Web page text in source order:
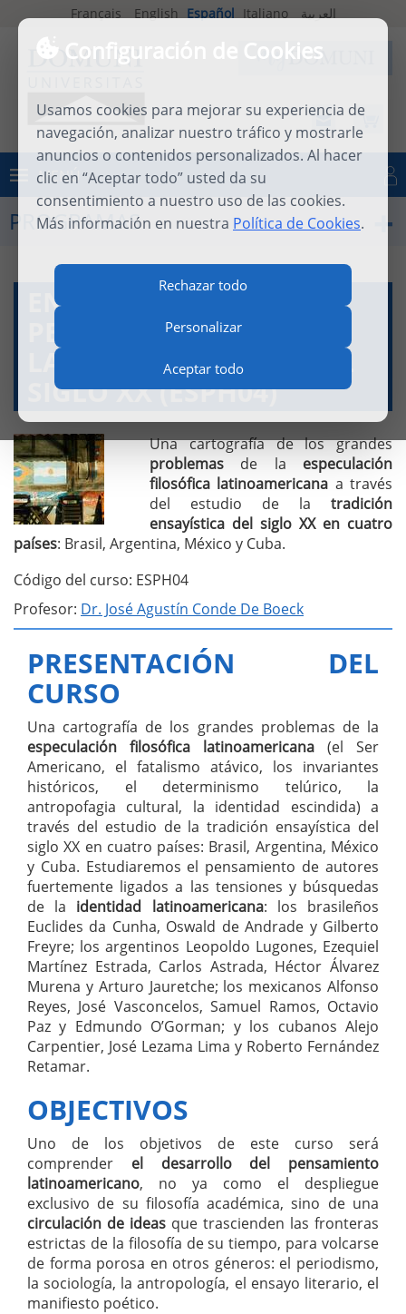
Configuración de Cookies
Usamos cookies para mejorar su experiencia de
navegación, analizar nuestro tráfico y mostrarle
anuncios o contenidos personalizados. Al hacer
clic en “Aceptar todo” usted da su
consentimiento a nuestro uso de las cookies.
Más información en nuestra Política de Cookies.
Rechazar todo
Personalizar
Aceptar todo
Français English Español Italiano العربية
MENÚ
PROGRAMAS
ENSAYÍSTICA Y
PENSAMIENTO
LATINOAMERICANO DEL
SIGLO XX (ESPH04)
Una cartografía de los grandes
problemas de la especulación
filosófica latinoamericana a través
del estudio de la tradición
ensayística del siglo XX en cuatro
países: Brasil, Argentina, México y Cuba.
Código del curso: ESPH04
Profesor: Dr. José Agustín Conde De Boeck
PRESENTACIÓN DEL
CURSO
Una cartografía de los grandes problemas de la
especulación filosófica latinoamericana (el Ser
Americano, el fatalismo atávico, los invariantes
históricos, el determinismo telúrico, la
antropofagia cultural, la identidad escindida) a
través del estudio de la tradición ensayística del
siglo XX en cuatro países: Brasil, Argentina, México
y Cuba. Estudiaremos el pensamiento de autores
fuertemente ligados a las tensiones y búsquedas
de la identidad latinoamericana: los brasileños
Euclides da Cunha, Oswald de Andrade y Gilberto
Freyre; los argentinos Leopoldo Lugones, Ezequiel
Martínez Estrada, Carlos Astrada, Héctor Álvarez
Murena y Arturo Jauretche; los mexicanos Alfonso
Reyes, José Vasconcelos, Samuel Ramos, Octavio
Paz y Edmundo O’Gorman; y los cubanos Alejo
Carpentier, José Lezama Lima y Roberto Fernández
Retamar.
OBJECTIVOS
Uno de los objetivos de este curso será
comprender el desarrollo del pensamiento
latinoamericano, no ya como el despliegue
exclusivo de su filosofía académica, sino de una
circulación de ideas que trascienden las fronteras
estrictas de la filosofía de su tiempo, para volcarse
de forma porosa en otros géneros: el periodismo,
la sociología, la antropología, el ensayo literario, el
manifiesto poético.